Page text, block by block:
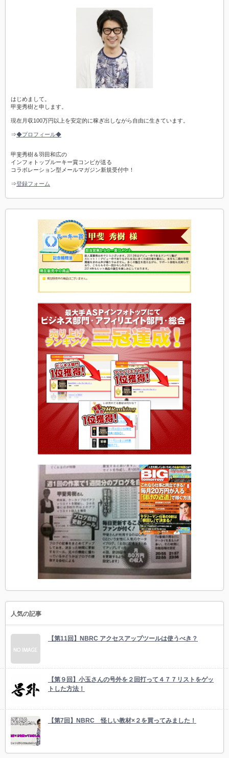
はじめまして。
甲斐秀樹と申します。
現在月収100万円以上を安定的に稼ぎ出しながら自由に生きています。
⇒◆プロフィール◆
甲斐秀樹＆羽田和広の
インフォトップルーキー賞コンビが送る
コラボレーション型メールマガジン新規受付中！
⇒登録フォーム
人気の記事
【第11回】NBRC アクセスアップツールは使うべき？
【第９回】小玉さんの号外を２回打って４７７リストをゲッ
トした方法！
【第7回】NBRC 怪しい教材×２を買ってみました！